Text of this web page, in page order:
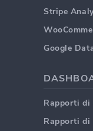
Stripe
Google
Rapporti di
Rapporti di